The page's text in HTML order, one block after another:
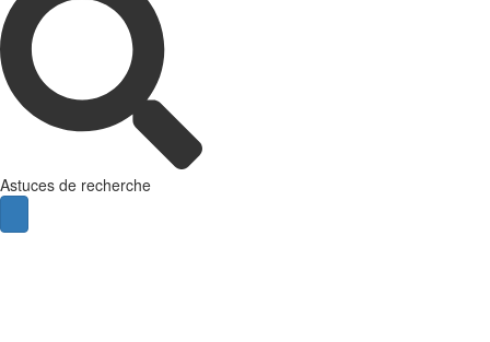
Astuces de recherche